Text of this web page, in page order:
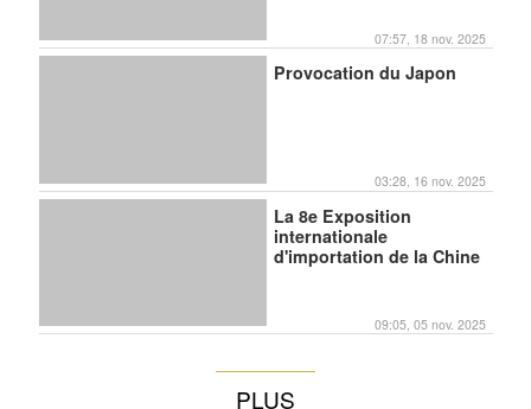
07:57, 18 nov. 2025
Provocation du Japon
03:28, 16 nov. 2025
La 8e Exposition
internationale
d'importation de la Chine
09:05, 05 nov. 2025
PLUS